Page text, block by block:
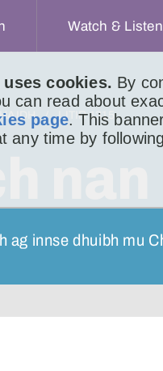
cookies. By
can read about
page. This
any time by
Watch & Listen
LITIR 1315
ag innse dhuibh mu